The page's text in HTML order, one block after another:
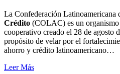
La Confederación Latinoamericana
Crédito (COLAC) es un
cooperativo creado el 28 de agosto
propósito de velar por el
ahorro y crédito latinoamericano…
Leer Más